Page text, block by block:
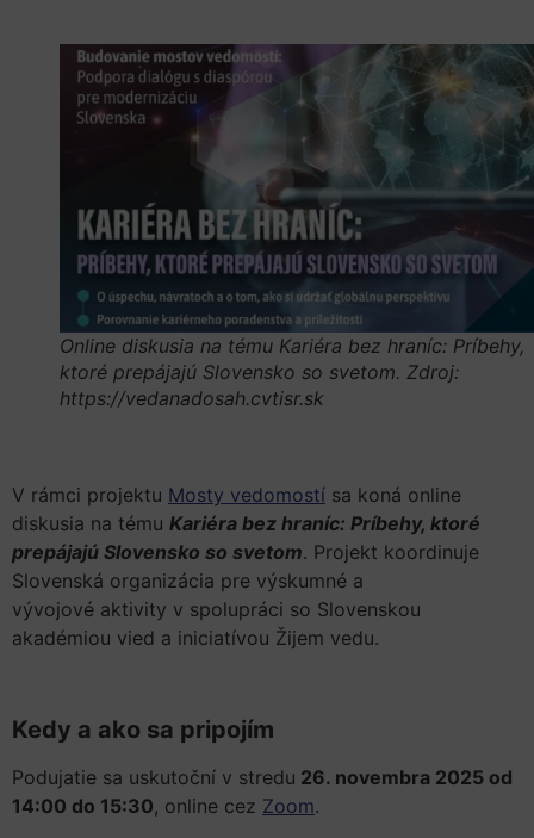
Online diskusia na tému Kariéra bez hraníc: Príbehy,
ktoré prepájajú Slovensko so svetom. Zdroj:
https://vedanadosah.cvtisr.sk
V rámci projektu Mosty vedomostí sa koná online
diskusia na tému Kariéra bez hraníc: Príbehy, ktoré
prepájajú Slovensko so svetom. Projekt koordinuje
Slovenská organizácia pre výskumné a
vývojové aktivity v spolupráci so Slovenskou
akadémiou vied a iniciatívou Žijem vedu.
Kedy a ako sa pripojím
Podujatie sa uskutoční v stredu 26. novembra 2025 od
14:00 do 15:30, online cez Zoom.